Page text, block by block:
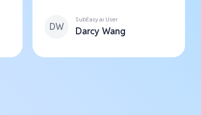
DW
SubEasy.ai User
Darcy Wang